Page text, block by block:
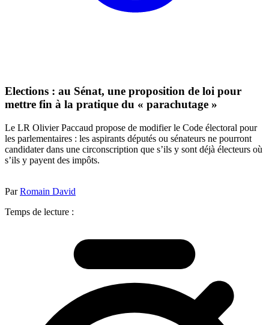
Elections : au Sénat, une proposition de loi pour
mettre fin à la pratique du « parachutage »
Le LR Olivier Paccaud propose de modifier le Code électoral pour
les parlementaires : les aspirants députés ou sénateurs ne pourront
candidater dans une circonscription que s’ils y sont déjà électeurs où
s’ils y payent des impôts.
ParRomain David
Temps de lecture :